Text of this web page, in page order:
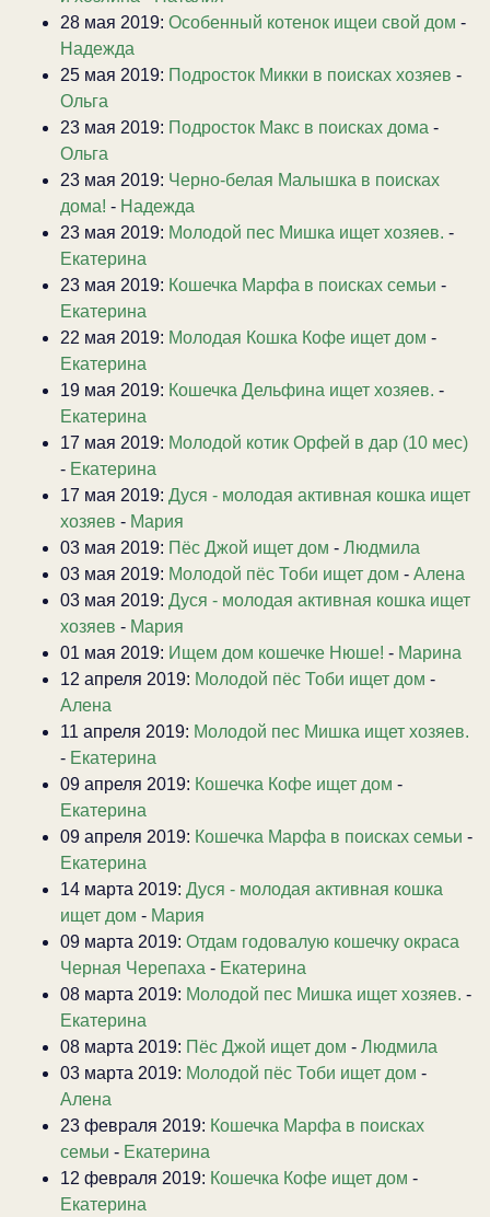
28 мая 2019: Особенный котенок ищеи свой дом -
Надежда
25 мая 2019: Подросток Микки в поисках хозяев -
Ольга
23 мая 2019: Подросток Макс в поисках дома -
Ольга
23 мая 2019: Черно-белая Малышка в поисках
дома! - Надежда
23 мая 2019: Молодой пес Мишка ищет хозяев. -
Екатерина
23 мая 2019: Кошечка Марфа в поисках семьи -
Екатерина
22 мая 2019: Молодая Кошка Кофе ищет дом -
Екатерина
19 мая 2019: Кошечка Дельфина ищет хозяев. -
Екатерина
17 мая 2019: Молодой котик Орфей в дар (10 мес)
- Екатерина
17 мая 2019: Дуся - молодая активная кошка ищет
хозяев - Мария
03 мая 2019: Пёс Джой ищет дом - Людмила
03 мая 2019: Молодой пёс Тоби ищет дом - Алена
03 мая 2019: Дуся - молодая активная кошка ищет
хозяев - Мария
01 мая 2019: Ищем дом кошечке Нюше! - Марина
12 апреля 2019: Молодой пёс Тоби ищет дом -
Алена
11 апреля 2019: Молодой пес Мишка ищет хозяев.
- Екатерина
09 апреля 2019: Кошечка Кофе ищет дом -
Екатерина
09 апреля 2019: Кошечка Марфа в поисках семьи -
Екатерина
14 марта 2019: Дуся - молодая активная кошка
ищет дом - Мария
09 марта 2019: Отдам годовалую кошечку окраса
Черная Черепаха - Екатерина
08 марта 2019: Молодой пес Мишка ищет хозяев. -
Екатерина
08 марта 2019: Пёс Джой ищет дом - Людмила
03 марта 2019: Молодой пёс Тоби ищет дом -
Алена
23 февраля 2019: Кошечка Марфа в поисках
семьи - Екатерина
12 февраля 2019: Кошечка Кофе ищет дом -
Екатерина